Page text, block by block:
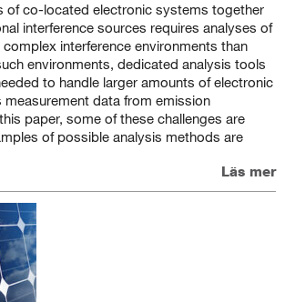
of co-located electronic systems together
interference sources requires analyses of
interference environments than
environments, dedicated analysis tools
to handle larger amounts of electronic
data from emission
paper, some of these challenges are
of possible analysis methods are
Läs mer